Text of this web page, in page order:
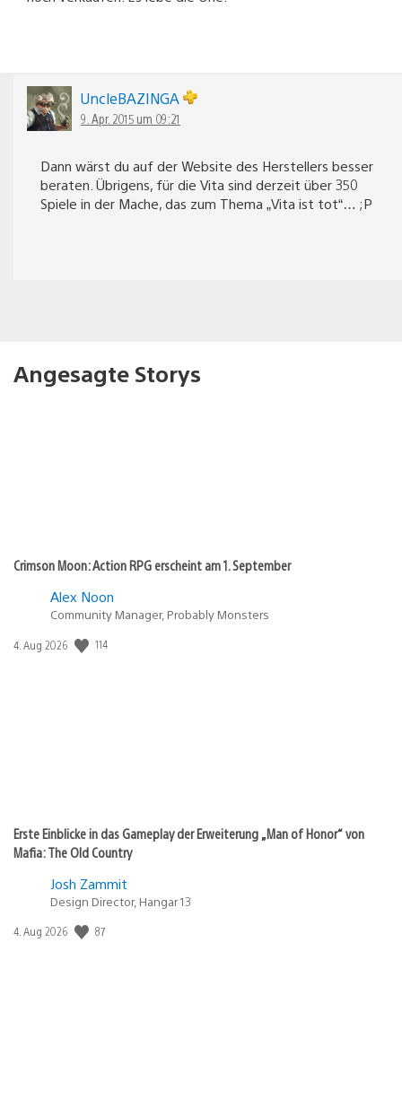
UncleBAZINGA
9. Apr. 2015 um 09:21
Dann wärst du auf der Website des Herstellers besser
beraten. Übrigens, für die Vita sind derzeit über 350
Spiele in der Mache, das zum Thema „Vita ist tot“… ;P
Angesagte Storys
Crimson Moon: Action RPG erscheint am 1. September
Alex Noon
Community Manager, Probably Monsters
Veröffentlichungsdatum:
4. Aug 2026 114
Erste Einblicke in das Gameplay der Erweiterung „Man of Honor“ von
Mafia: The Old Country
Josh Zammit
Design Director, Hangar 13
Veröffentlichungsdatum:
4. Aug 2026 87